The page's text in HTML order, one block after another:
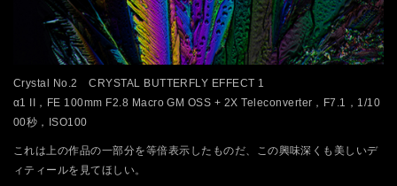
Crystal No.2 CRYSTAL BUTTERFLY EFFECT 1
α1 II，FE 100mm F2.8 Macro GM OSS + 2X Teleconverter，F7.1，1/10
00秒，ISO100
これは上の作品の一部分を等倍表示したものだ、この興味深くも美しいデ
ィティールを見てほしい。